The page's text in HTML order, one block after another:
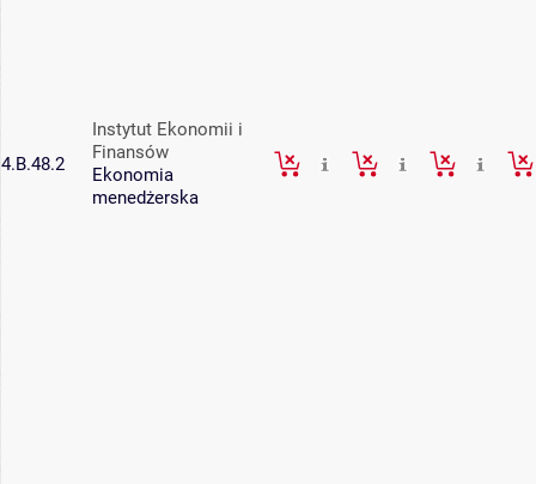
4.B.48.2
Instytut Ekonomii i
Finansów
Ekonomia
menedżerska